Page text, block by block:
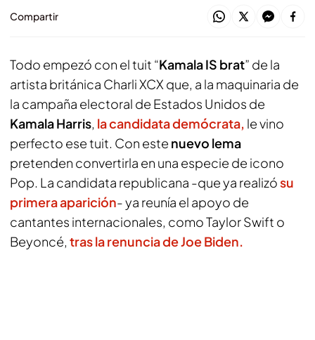
Compartir
Todo empezó con el tuit “Kamala IS brat” de la
artista británica Charli XCX que, a la maquinaria de
la campaña electoral de Estados Unidos de
Kamala Harris, la candidata demócrata, le vino
perfecto ese tuit. Con este nuevo lema
pretenden convertirla en una especie de icono
Pop. La candidata republicana -que ya realizósu
primera aparición- ya reunía el apoyo de
cantantes internacionales, como Taylor Swift o
Beyoncé, tras la renuncia de Joe Biden.